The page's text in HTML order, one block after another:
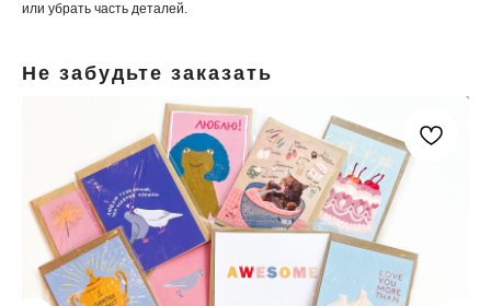
или убрать часть деталей.
Не забудьте заказать